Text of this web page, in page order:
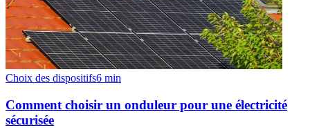
Choix des dispositifs6 min
Comment choisir un onduleur pour une électricité
sécurisée